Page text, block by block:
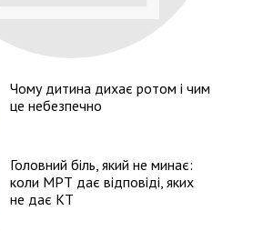
Чому дитина дихає ротом і чим
це небезпечно
Головний біль, який не минає:
коли МРТ дає відповіді, яких
не дає КТ